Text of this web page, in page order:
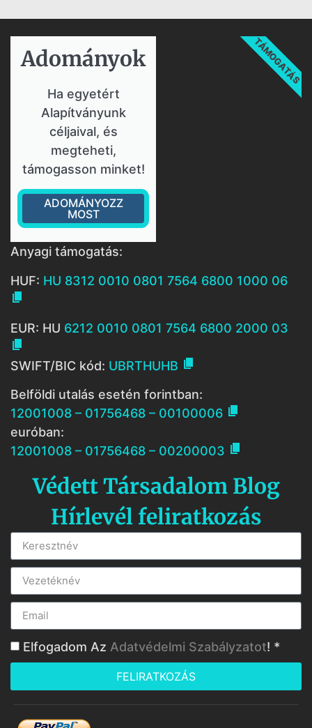
Adományok​
Ha egyetért
Alapítványunk
céljaival, és
megteheti,
támogasson minket!
ADOMÁNYOZZ
MOST
TÁMOGATÁS
Anyagi támogatás:
HUF: HU 8312 0010 0801 7564 6800 1000 06

EUR: HU 6212 0010 0801 7564 6800 2000 03

SWIFT/BIC kód: UBRTHUHB 
Belföldi utalás esetén forintban:
12001008 – 01756468 – 00100006 
euróban:
12001008 – 01756468 – 00200003 
Védett Társadalom Blog
Hírlevél feliratkozás
Elfogadom Az Adatvédelmi Szabályzatot! *
FELIRATKOZÁS